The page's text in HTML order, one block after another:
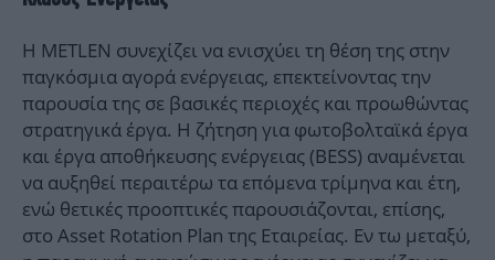
Η METLEN συνεχίζει να ενισχύει τη θέση της στην
παγκόσμια αγορά ενέργειας, επεκτείνοντας την
παρουσία της σε βασικές περιοχές και προωθώντας
στρατηγικά έργα. Η ζήτηση για φωτοβολταϊκά έργα
και έργα αποθήκευσης ενέργειας (BESS) αναμένεται
να αυξηθεί περαιτέρω τα επόμενα τρίμηνα και έτη,
ενώ θετικές προοπτικές παρουσιάζονται, επίσης,
στο Asset Rotation Plan της Εταιρείας. Εν τω μεταξύ,